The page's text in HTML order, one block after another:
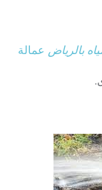
بالرياض عمالة
.